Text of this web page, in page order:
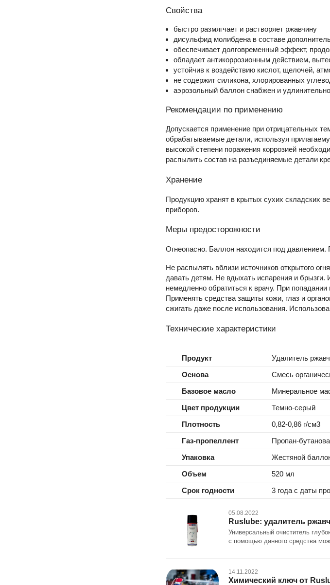
Свойства
быстро размягчает и растворяет ржавчину
дисульфид молибдена в составе
обеспечивает долговременный эффект,
обладает антикоррозионным действием,
устойчив к воздействию кислот, щелочей,
не содержит силикона, хлорированных
аэрозольный баллон снабжен и
Рекомендации по применению
Допускается применение при отрицательных
обрабатываемые детали, используя
высокой степени поражения коррозией
распылить состав на разъединяемые детали
Хранение
Продукцию хранят в крытых сухих складских
приборов.
Меры предосторожности
Огнеопасно. Баллон находится под
Не распылять вблизи источников открытого
давать детям. Не вдыхать испарения и брызги.
немедленно обратиться к врачу. При
Применять средства защиты кожи, глаз и
сжигать даже после использования.
Технические характеристики
Продукт
Удалитель
Основа
Смесь
Базовое масло
Минеральное
Цвет продукции
Темно-серый
Плотность
0,82-0,86 г/см3
Газ-пропеллент
Пропан-
Упаковка
Жестяной
Объем
520 мл
Срок годности
3 года с даты
05.08.2022
Ruslube: удалитель
Универсальный очиститель
с помощью данного средства
14.11.2022
Химический ключ от